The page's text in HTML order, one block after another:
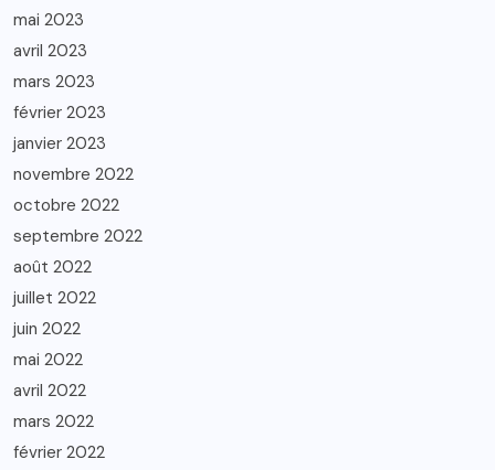
mai 2023
avril 2023
mars 2023
février 2023
janvier 2023
novembre 2022
octobre 2022
septembre 2022
août 2022
juillet 2022
juin 2022
mai 2022
avril 2022
mars 2022
février 2022